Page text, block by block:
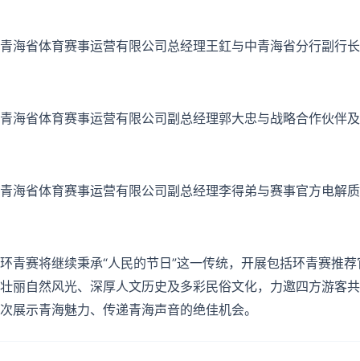
青海省体育赛事运营有限公司总经理王釭与中青海省分行副行
青海省体育赛事运营有限公司副总经理郭大忠与战略合作伙伴
青海省体育赛事运营有限公司副总经理李得弟与赛事官方电解
环青赛将继续秉承“人民的节日”这一传统，开展包括环青赛推
壮丽自然风光、深厚人文历史及多彩民俗文化，力邀四方游客
次展示青海魅力、传递青海声音的绝佳机会。